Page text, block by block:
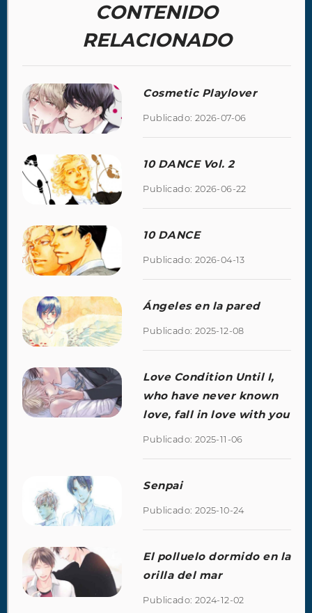
CONTENIDO
RELACIONADO
Cosmetic Playlover
Publicado: 2026-07-06
10 DANCE Vol. 2
Publicado: 2026-06-22
10 DANCE
Publicado: 2026-04-13
Ángeles en la pared
Publicado: 2025-12-08
Love Condition Until I,
who have never known
love, fall in love with you
Publicado: 2025-11-06
Senpai
Publicado: 2025-10-24
El polluelo dormido en la
orilla del mar
Publicado: 2024-12-02